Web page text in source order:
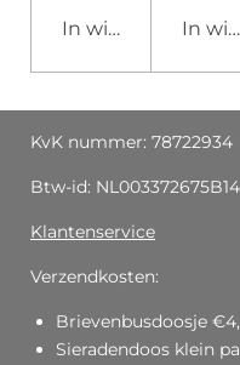
In winkelwagen
In
KvK nummer: 78722934
Btw-id: NL003372675B14
Klantenservice
Verzendkosten:
Brievenbusdoosje
Sieradendoos klein